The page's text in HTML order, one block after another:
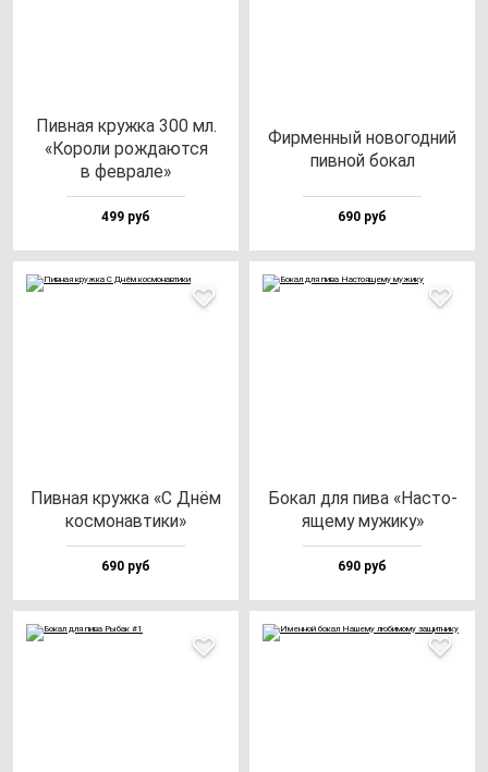
Пив­ная круж­ка 300 мл.
«Коро­ли рож­да­ют­ся
в фев­ра­ле»
499 руб
Фир­мен­ный но­во­год­ний
пив­ной бо­кал
690 руб
Пив­ная круж­ка «С Днём
кос­мо­нав­ти­ки»
690 руб
Бокал для пи­ва «Нас­то­
яще­му му­жи­ку»
690 руб